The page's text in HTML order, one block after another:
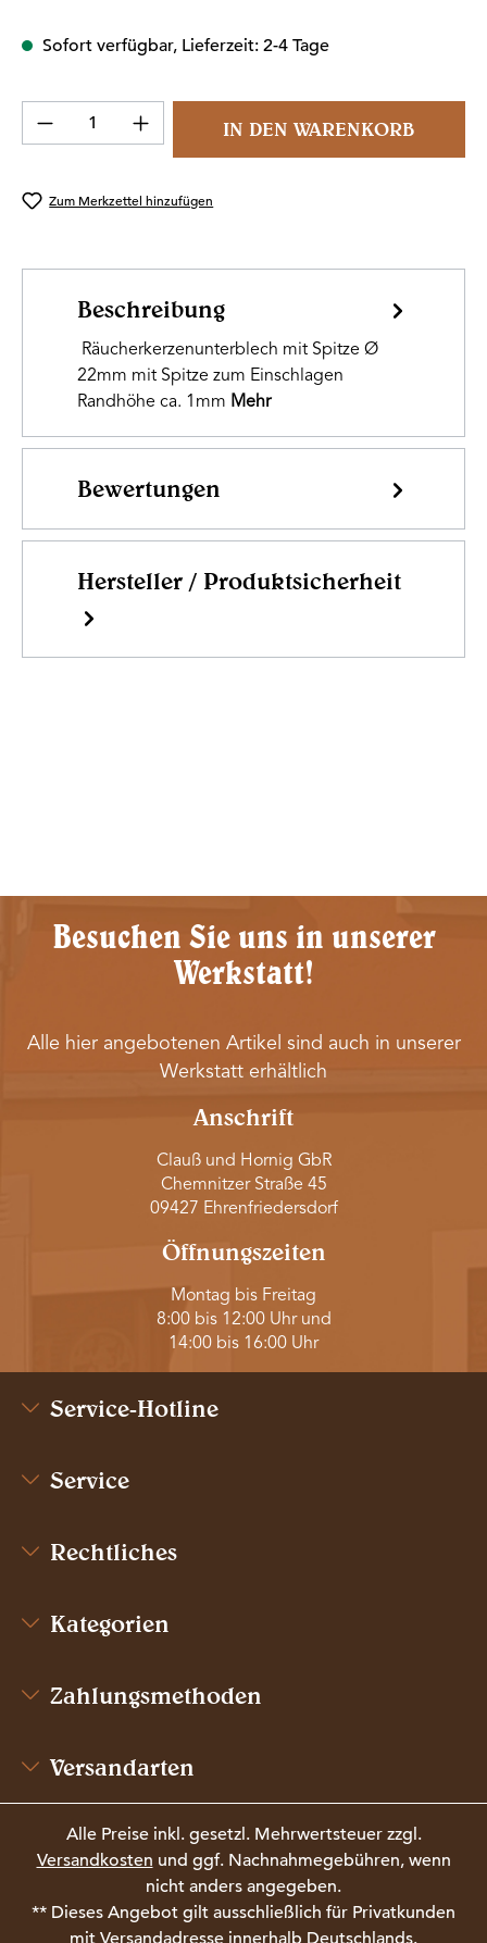
Sofort verfügbar, Lieferzeit: 2-4 Tage
Produkt Anzahl: Gib den gewünschten
IN DEN WARENKORB
Zum Merkzettel hinzufügen
Beschreibung
Räucherkerzenunterblech mit Spitze Ø
22mm mit Spitze zum Einschlagen
Randhöhe ca. 1mm Mehr
Bewertungen
Hersteller / Produktsicherheit
Besuchen Sie uns in unserer
Werkstatt!
Alle hier angebotenen Artikel sind auch in unserer
Werkstatt erhältlich
Anschrift
Clauß und Hornig GbR
Chemnitzer Straße 45
09427 Ehrenfriedersdorf
Öffnungszeiten
Montag bis Freitag
8:00 bis 12:00 Uhr und
14:00 bis 16:00 Uhr
Service-Hotline
Service
Rechtliches
Kategorien
Zahlungsmethoden
Versandarten
Alle Preise inkl. gesetzl. Mehrwertsteuer zzgl.
Versandkosten und ggf. Nachnahmegebühren, wenn
nicht anders angegeben.
** Dieses Angebot gilt ausschließlich für Privatkunden
mit Versandadresse innerhalb Deutschlands.